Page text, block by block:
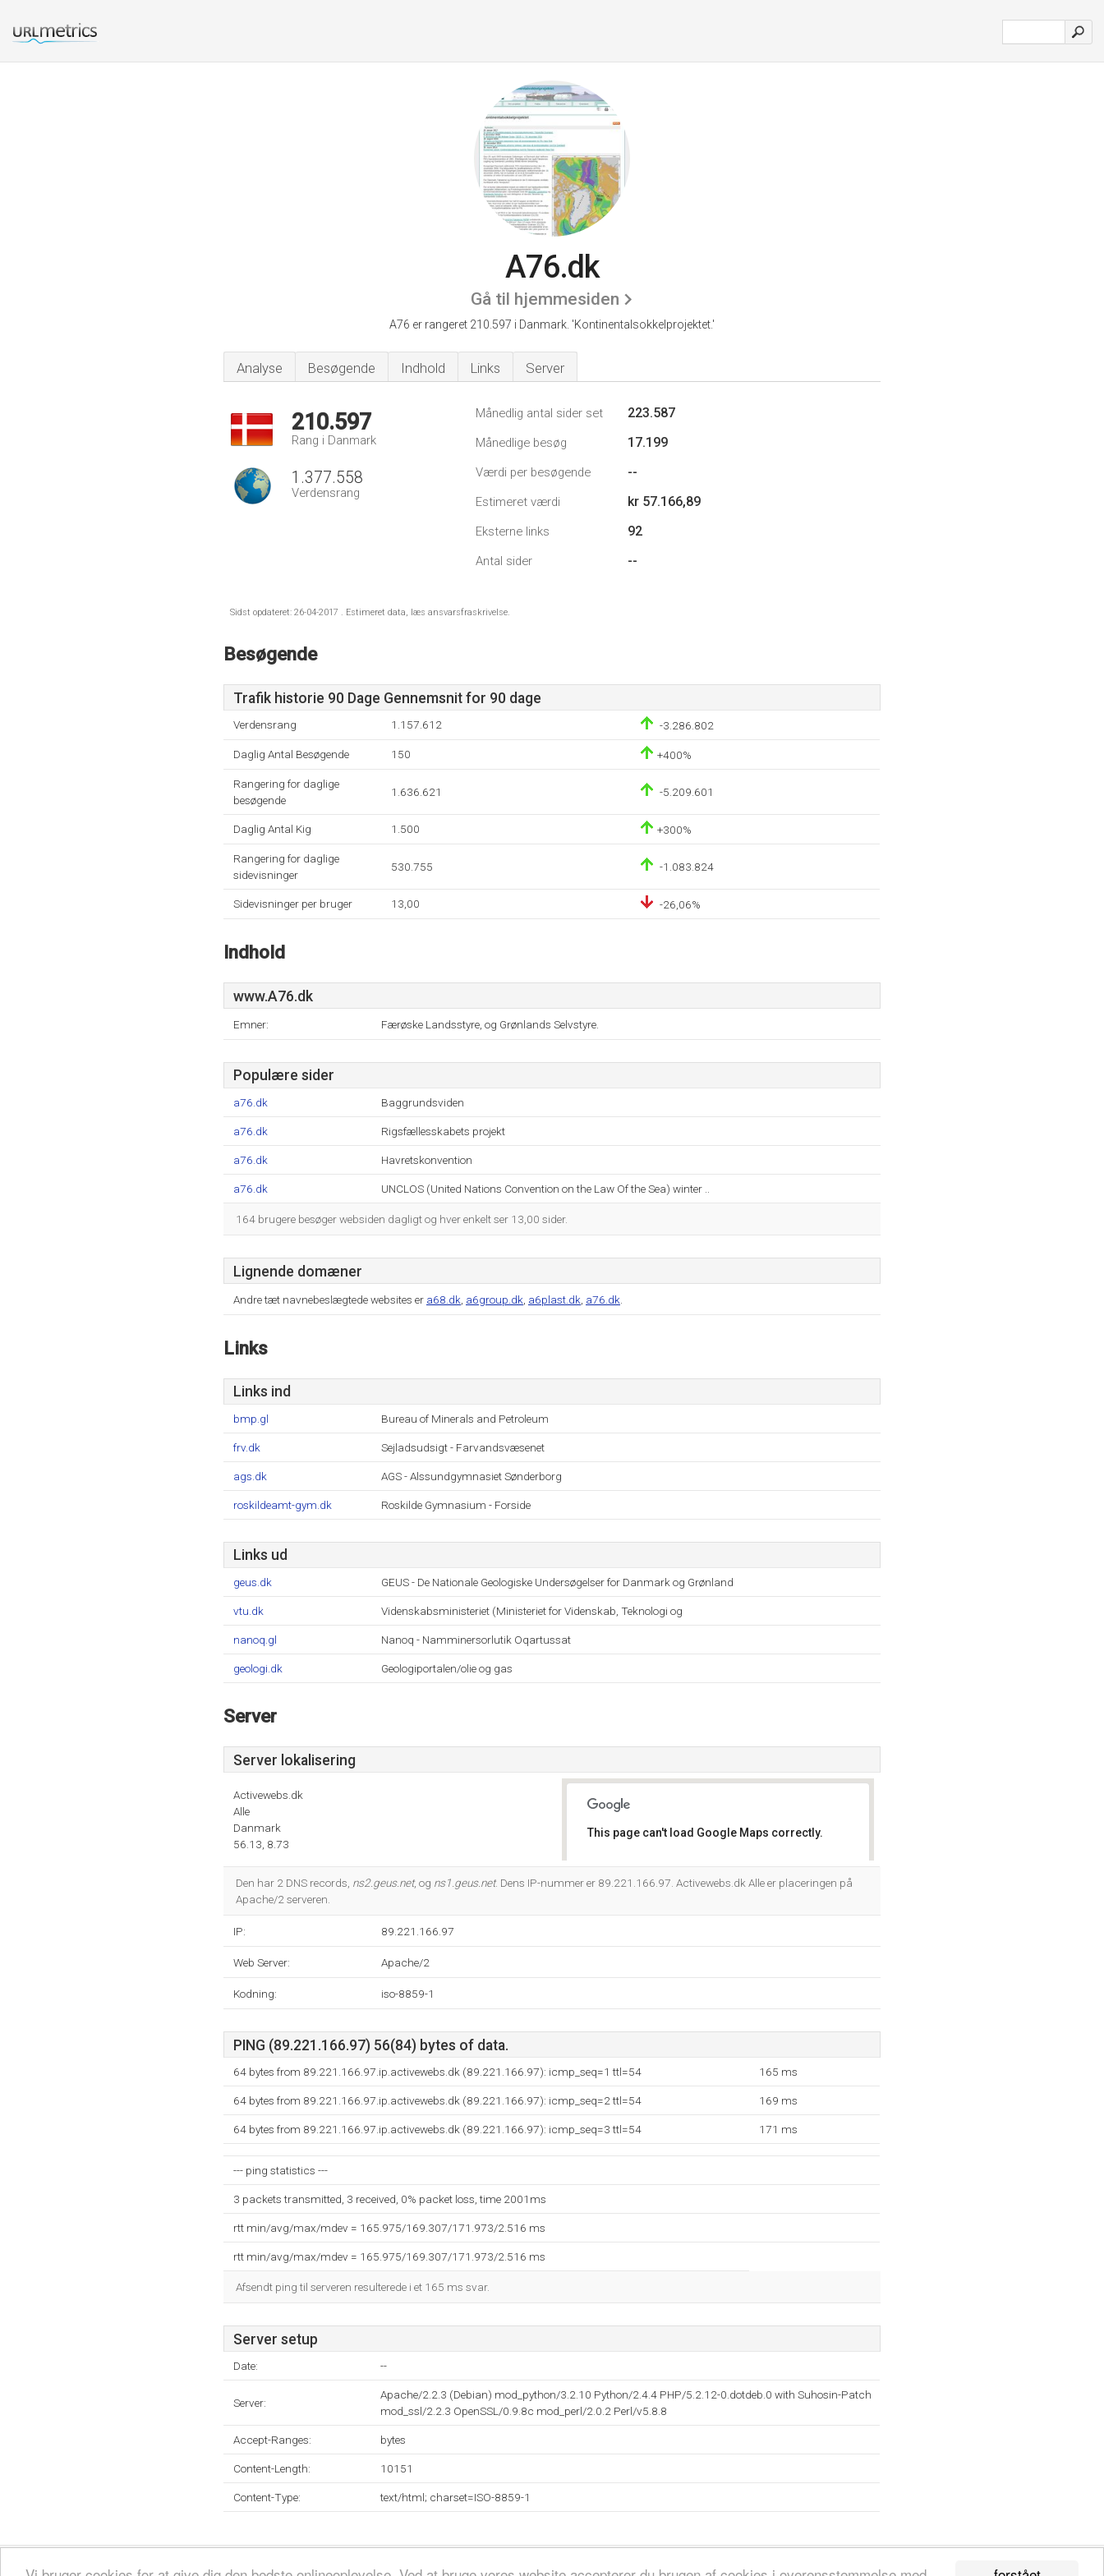
A76.dk
Gå til hjemmesiden
A76 er rangeret 210.597 i Danmark. 'Kontinentalsokkelprojektet.'
Analyse Besøgende Indhold Links Server
210.597
Rang i Danmark
1.377.558
Verdensrang
Månedlig antal sider set 223.587
Månedlige besøg 17.199
Værdi per besøgende --
Estimeret værdi kr 57.166,89
Eksterne links 92
Antal sider --
Sidst opdateret: 26-04-2017 . Estimeret data, læs ansvarsfraskrivelse.
Besøgende
Trafik historie 90 Dage Gennemsnit for 90 dage
Verdensrang 1.157.612 -3.286.802
Daglig Antal Besøgende 150 +400%
Rangering for daglige
besøgende
1.636.621 -5.209.601
Daglig Antal Kig 1.500 +300%
Rangering for daglige
sidevisninger
530.755 -1.083.824
Sidevisninger per bruger 13,00 -26,06%
Indhold
www.A76.dk
Emner: Færøske Landsstyre, og Grønlands Selvstyre.
Populære sider
a76.dk Baggrundsviden
a76.dk Rigsfællesskabets projekt
a76.dk Havretskonvention
a76.dk UNCLOS (United Nations Convention on the Law Of the Sea) winter ..
164 brugere besøger websiden dagligt og hver enkelt ser 13,00 sider.
Lignende domæner
Andre tæt navnebeslægtede websites er a68.dk a6group.dk a6plast.dk a76.dk
Links
Links ind
bmp.gl Bureau of Minerals and Petroleum
frv.dk Sejladsudsigt - Farvandsvæsenet
ags.dk AGS - Alssundgymnasiet Sønderborg
roskildeamt-gym.dk Roskilde Gymnasium - Forside
Links ud
geus.dk GEUS - De Nationale Geologiske Undersøgelser for Danmark og Grønland
vtu.dk Videnskabsministeriet (Ministeriet for Videnskab, Teknologi og
nanoq.gl Nanoq - Namminersorlutik Oqartussat
geologi.dk Geologiportalen/olie og gas
Server
Server lokalisering
Activewebs.dk
Alle
Danmark
56.13, 8.73
This page can't load Google Maps correctly.
Den har 2 DNS records, ns2.geus.net, og ns1.geus.net. Dens IP-nummer er 89.221.166.97. Activewebs.dk Alle er placeringen på
Apache/2 serveren.
IP: 89.221.166.97
Web Server: Apache/2
Kodning: iso-8859-1
PING (89.221.166.97) 56(84) bytes of data.
64 bytes from 89.221.166.97.ip.activewebs.dk (89.221.166.97): icmp_seq=1 ttl=54 165 ms
64 bytes from 89.221.166.97.ip.activewebs.dk (89.221.166.97): icmp_seq=2 ttl=54 169 ms
64 bytes from 89.221.166.97.ip.activewebs.dk (89.221.166.97): icmp_seq=3 ttl=54 171 ms
--- ping statistics ---
3 packets transmitted, 3 received, 0% packet loss, time 2001ms
rtt min/avg/max/mdev = 165.975/169.307/171.973/2.516 ms
rtt min/avg/max/mdev = 165.975/169.307/171.973/2.516 ms
Afsendt ping til serveren resulterede i et 165 ms svar.
Server setup
Date: --
Server:
Apache/2.2.3 (Debian) mod_python/3.2.10 Python/2.4.4 PHP/5.2.12-0.dotdeb.0 with Suhosin-Patch
mod_ssl/2.2.3 OpenSSL/0.9.8c mod_perl/2.0.2 Perl/v5.8.8
Accept-Ranges: bytes
Content-Length: 10151
Content-Type: text/html; charset=ISO-8859-1